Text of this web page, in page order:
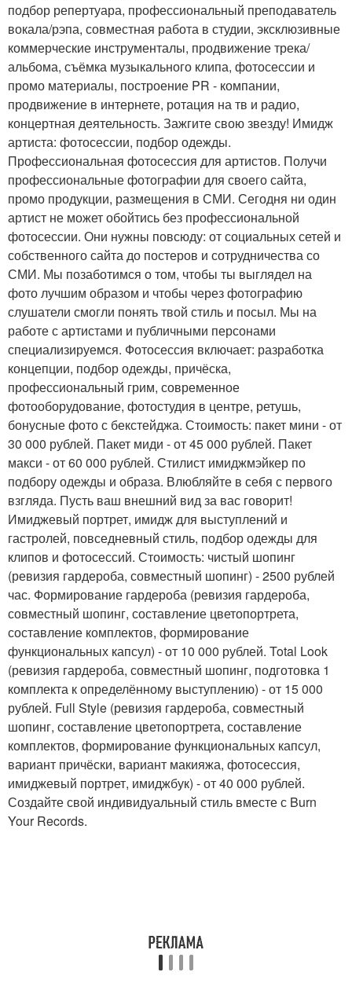
подбор репертуара, профессиональный преподаватель
вокала/рэпа, совместная работа в студии, эксклюзивные
коммерческие инструменталы, продвижение трека/
альбома, съёмка музыкального клипа, фотосессии и
промо материалы, построение PR - компании,
продвижение в интернете, ротация на тв и радио,
концертная деятельность. Зажгите свою звезду! Имидж
артиста: фотосессии, подбор одежды.
Профессиональная фотосессия для артистов. Получи
профессиональные фотографии для своего сайта,
промо продукции, размещения в СМИ. Сегодня ни один
артист не может обойтись без профессиональной
фотосессии. Они нужны повсюду: от социальных сетей и
собственного сайта до постеров и сотрудничества со
СМИ. Мы позаботимся о том, чтобы ты выглядел на
фото лучшим образом и чтобы через фотографию
слушатели смогли понять твой стиль и посыл. Мы на
работе с артистами и публичными персонами
специализируемся. Фотосессия включает: разработка
концепции, подбор одежды, причёска,
профессиональный грим, современное
фотооборудование, фотостудия в центре, ретушь,
бонусные фото с бекстейджа. Стоимость: пакет мини - от
30 000 рублей. Пакет миди - от 45 000 рублей. Пакет
макси - от 60 000 рублей. Стилист имиджмэйкер по
подбору одежды и образа. Влюбляйте в себя с первого
взгляда. Пусть ваш внешний вид за вас говорит!
Имиджевый портрет, имидж для выступлений и
гастролей, повседневный стиль, подбор одежды для
клипов и фотосессий. Стоимость: чистый шопинг
(ревизия гардероба, совместный шопинг) - 2500 рублей
час. Формирование гардероба (ревизия гардероба,
совместный шопинг, составление цветопортрета,
составление комплектов, формирование
функциональных капсул) - от 10 000 рублей. Total Look
(ревизия гардероба, совместный шопинг, подготовка 1
комплекта к определённому выступлению) - от 15 000
рублей. Full Style (ревизия гардероба, совместный
шопинг, составление цветопортрета, составление
комплектов, формирование функциональных капсул,
вариант причёски, вариант макияжа, фотосессия,
имиджевый портрет, имиджбук) - от 40 000 рублей.
Создайте свой индивидуальный стиль вместе с Burn
Your Records.